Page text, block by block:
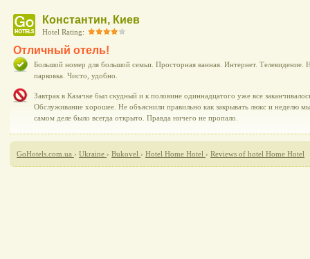
Константин, Киев
Hotel Rating:
Отличный отель!
Большой номер для большой семьи. Просторная ванная. Интернет. Телевидение.
парковка. Чисто, удобно.
Завтрак в Казачке был скудный и к половине одиннадцатого уже все
Обслуживание хорошее. Не объяснили правильно как закрывать люкс и неделю
самом деле было всегда открыто. Правда ничего не пропало.
GoHotels.com.ua › Ukraine › Bukovel › Hotel Home Hotel › Reviews of hotel Home Hotel